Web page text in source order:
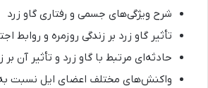
شرح ویژگی‌های جسمی و رفتاری گاو زرد
تأثیر گاو زرد بر زندگی روزمره و روابط
حادثه‌ای مرتبط با گاو زرد و تأثیر آن بر
واکنش‌های مختلف اعضای ایل نسبت